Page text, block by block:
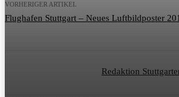
VORHERIGER ARTIKEL
Flughafen Stuttgart – Neues Luftbildposter
Redaktion